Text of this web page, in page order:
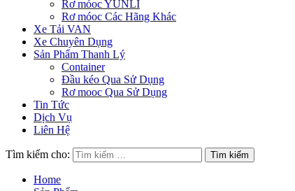
Rơ móoc YUNLI
Rơ móoc Các Hãng Khác
Xe Tải VAN
Xe Chuyên Dụng
Sản Phẩm Thanh Lý
Container
Đầu kéo Qua Sử Dụng
Rơ mooc Qua Sử Dụng
Tin Tức
Dịch Vụ
Liên Hệ
Tìm kiếm cho:
Home